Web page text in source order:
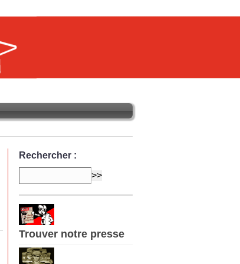
Rechercher :
Trouver notre presse